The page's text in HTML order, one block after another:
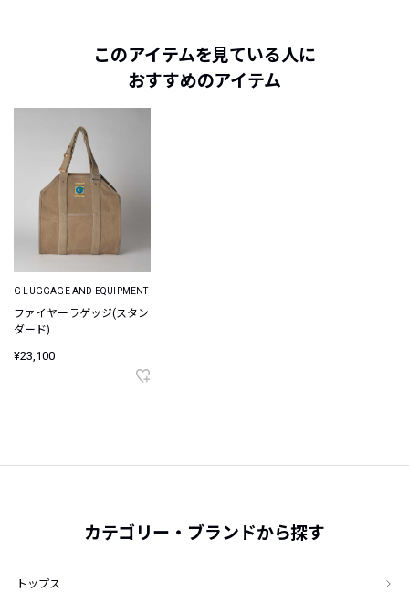
このアイテムを見ている人に
おすすめのアイテム
G LUGGAGE AND EQUIPMENT
ファイヤーラゲッジ(スタン
ダード)
¥23,100
カテゴリー・ブランドから探す
トップス